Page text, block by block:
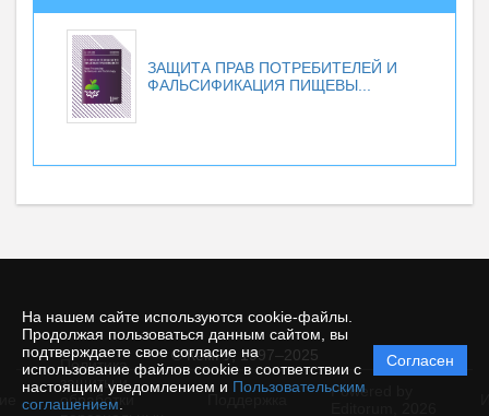
На нашем сайте используются cookie-файлы.
Продолжая пользоваться данным сайтом, вы
подтверждаете свое согласие на
использование файлов cookie в соответствии с
настоящим уведомлением и Пользовательским
соглашением
Согласен
ЗАЩИТА ПРАВ ПОТРЕБИТЕЛЕЙ И
ФАЛЬСИФИКАЦИЯ ПИЩЕВЫ...
© КемГУ, 1997–2025
Политика
защиты и
обработки
Powered by